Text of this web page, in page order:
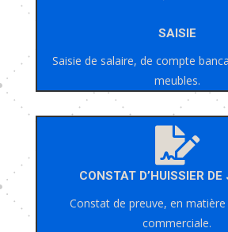
SAISIE
Saisie de salaire, de compte
meubles.

CONSTAT D’HUISSIER DE
Constat de preuve, en
commerciale.